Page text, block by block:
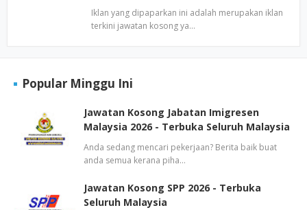
Iklan yang dipaparkan ini adalah merupakan iklan
terkini jawatan kosong ya…
Popular Minggu Ini
Jawatan Kosong Jabatan Imigresen
Malaysia 2026 - Terbuka Seluruh Malaysia
Anda sedang mencari pekerjaan? Berita baik buat
anda semua kerana piha…
Jawatan Kosong SPP 2026 - Terbuka
Seluruh Malaysia